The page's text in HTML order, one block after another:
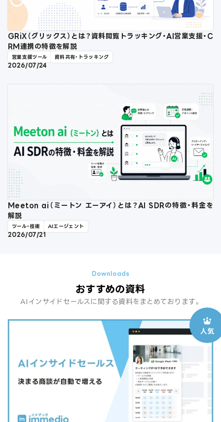
GRiX（グリックス）とは？資料閲覧トラッキング・AI営業支援・C
RM連携の特徴を解説
営業支援ツール 資料共有・トラッキング
2026/07/24
Meeton ai（ミートン エーアイ）とは？AI SDRの特徴・料金を
解説
ツール・技術 AIエージェント
2026/07/21
おすすめの資料
AIインサイドセールスに関する資料をまとめております。